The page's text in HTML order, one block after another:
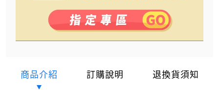
商品介紹 訂購說明 退換貨須知